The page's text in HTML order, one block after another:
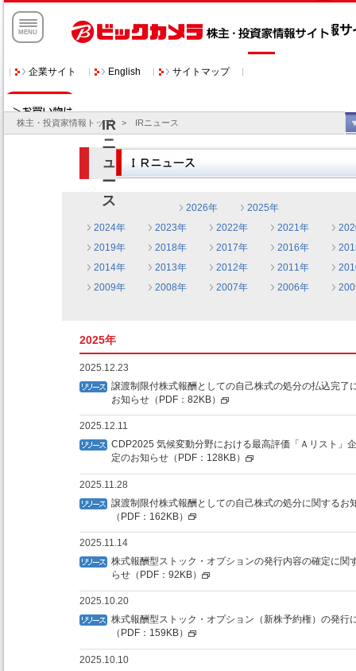
企業サイト English サイトマップ
株主・投資家情報トップ> IRニュース
2026年
2025年
2024年
2023年 2022年 2021年
2019年
2018年 2017年 2016年
2014年
2013年 2012年 2011年
2009年
2008年 2007年 2006年
2025年
2025.12.23
譲渡制限付株式報酬としての自己株式の処分の払込完了
お知らせ（PDF：82KB）
2025.12.11
CDP2025 気候変動分野における最高評価「Ａリスト」
定のお知らせ（PDF：128KB）
2025.11.28
譲渡制限付株式報酬としての自己株式の処分に関するお
（PDF：162KB）
2025.11.14
株式報酬型ストック・オプションの発行内容の確定に関
らせ（PDF：92KB）
2025.10.20
株式報酬型ストック・オプション（新株予約権）の発行
（PDF：159KB）
2025.10.10